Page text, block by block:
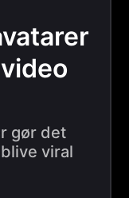
gør det
viral